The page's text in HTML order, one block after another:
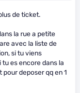
de ticket.
la rue a petite
avec la liste de
si tu viens
tu es encore dans la
deposer qq en 1